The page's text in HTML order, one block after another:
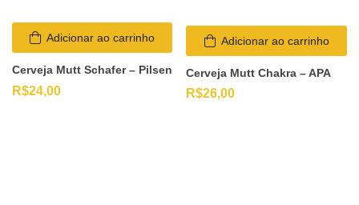
Adicionar ao carrinho
Cerveja Mutt Schafer – Pilsen
R$24,00
Adicionar ao carrinho
Cerveja Mutt Chakra – APA
R$26,00